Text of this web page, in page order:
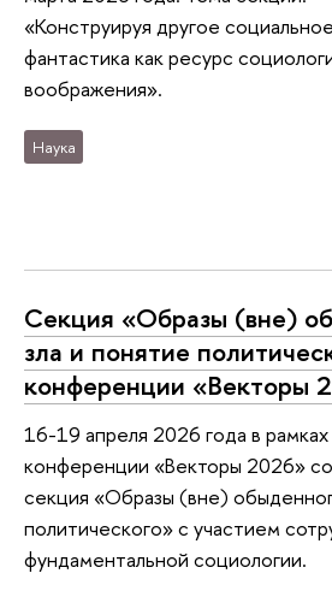
«Конструируя другое
фантастика как ресурс
воображения».
Наука
Секция «Образы (вне)
зла и понятие
конференции «Векторы
16-19 апреля 2026 года в рамках
конференции «Векторы 2026»
секция «Образы (вне)
политического» с участием
фундаментальной социологии.